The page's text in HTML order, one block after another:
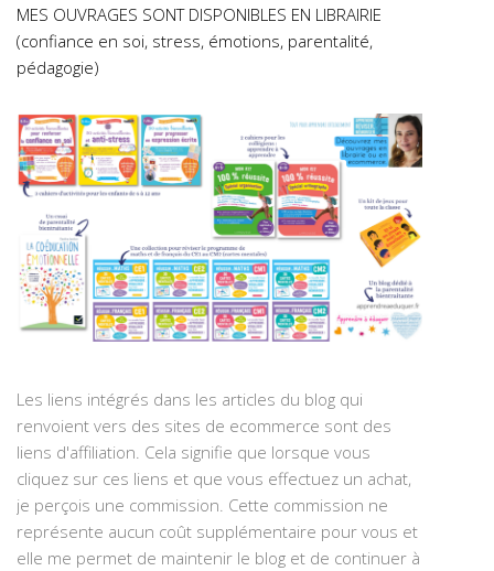
MES OUVRAGES SONT DISPONIBLES EN LIBRAIRIE
(confiance en soi, stress, émotions, parentalité,
pédagogie)
Les liens intégrés dans les articles du blog qui
renvoient vers des sites de ecommerce sont des
liens d'affiliation. Cela signifie que lorsque vous
cliquez sur ces liens et que vous effectuez un achat,
je perçois une commission. Cette commission ne
représente aucun coût supplémentaire pour vous et
elle me permet de maintenir le blog et de continuer à